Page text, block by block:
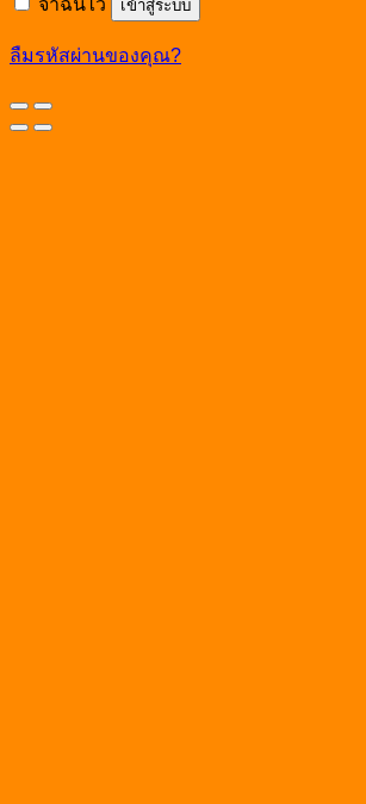
จำฉันไว้ เข้าสู่ระบบ
ลืมรหัสผ่านของคุณ?